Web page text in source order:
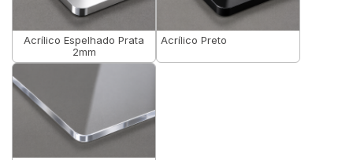
Acrílico Espelhado Prata
2mm
Acrílico Preto